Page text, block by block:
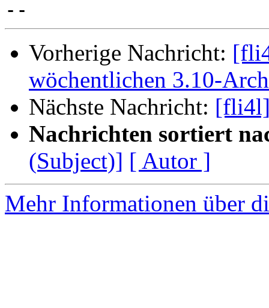
Vorherige Nachricht:
wöchentlichen 3.10-
Nächste Nachricht: [fli4l]
Nachrichten sortiert
(Subject)] [ Autor ]
Mehr Informationen über